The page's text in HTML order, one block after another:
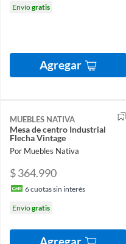
Envíogratis
Agregar
MUEBLES NATIVA
Mesa de centro Industrial
Flecha Vintage
Por Muebles Nativa
$ 364.990
6cuotas sin interés
Envíogratis